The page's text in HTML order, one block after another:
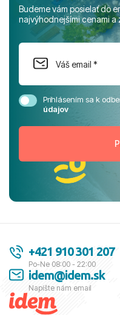
Budeme vám posielať do
najvýhodnejšími cenami a
Prihlásením sa k
údajov
+421 910 301 207
Po-Ne 08:00 - 22:00
idem@idem.sk
Napíšte nám email